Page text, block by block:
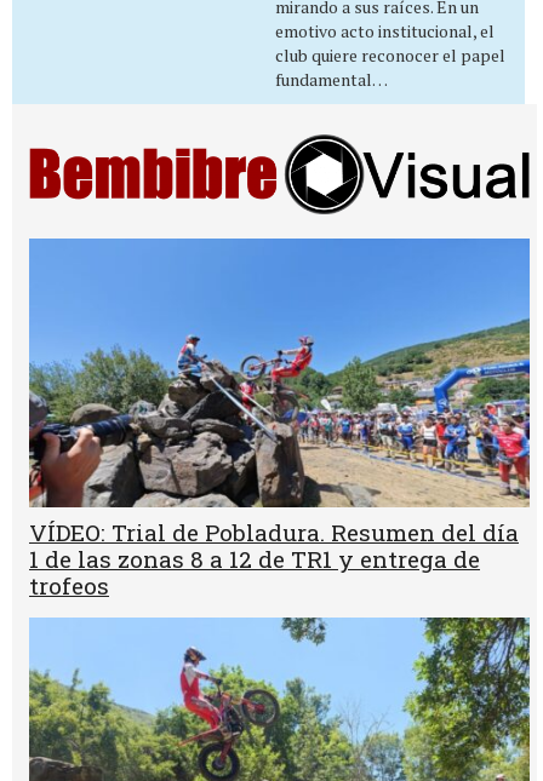
mirando a sus raíces. En un
emotivo acto institucional, el
club quiere reconocer el papel
fundamental…
VÍDEO: Trial de Pobladura. Resumen del día
1 de las zonas 8 a 12 de TR1 y entrega de
trofeos